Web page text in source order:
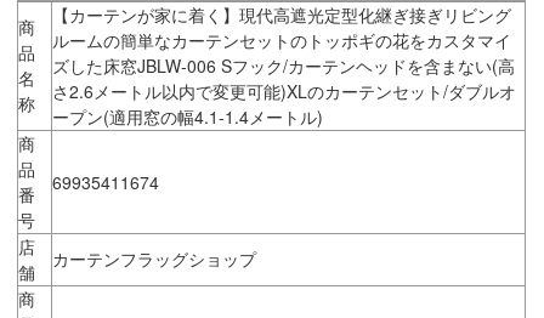
商
品
名
称
【カーテンが家に着く】現代高遮光定型化継ぎ接ぎリビング
ルームの簡単なカーテンセットのトッポギの花をカスタマイ
ズした床窓JBLW-006 Sフック/カーテンヘッドを含まない(高
さ2.6メートル以内で変更可能)XLのカーテンセット/ダブルオ
ープン(適用窓の幅4.1-1.4メートル)
商
品
番
号
69935411674
店
舗
カーテンフラッグショップ
商